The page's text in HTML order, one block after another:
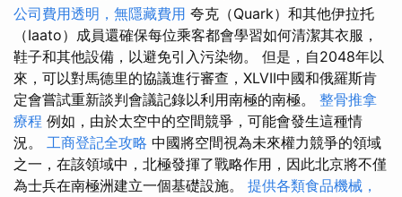
公司費用透明，無隱藏費用 夸克（Quark）和其他伊拉托
（Iaato）成員還確保每位乘客都會學習如何清潔其衣服，
鞋子和其他設備，以避免引入污染物。 但是，自2048年以
來，可以對馬德里的協議進行審查，XLVII中國和俄羅斯肯
定會嘗試重新談判會議記錄以利用南極的南極。 整骨推拿
療程 例如，由於太空中的空間競爭，可能會發生這種情
況。 工商登記全攻略 中國將空間視為未來權力競爭的領域
之一，在該領域中，北極發揮了戰略作用，因此北京將不僅
為士兵在南極洲建立一個基礎設施。 提供各類食品機械，